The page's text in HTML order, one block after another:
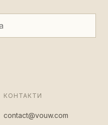
КОНТАКТИ
contact@vouw.com